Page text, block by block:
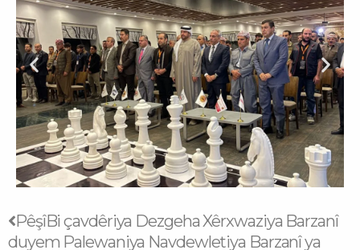
Prev
PêşîBi çavdêriya Dezgeha Xêrxwaziya Barzanî
duyem Palewaniya Navdewletiya Barzanî ya
Next